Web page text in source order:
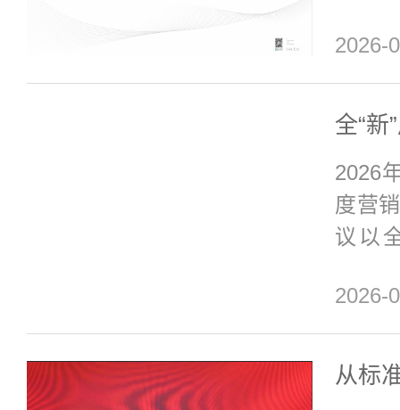
明超
利暖
长倪
团队
交流
营运
2026-
全“新
2026
度营
议以
段性
步凝
复盘
2026-